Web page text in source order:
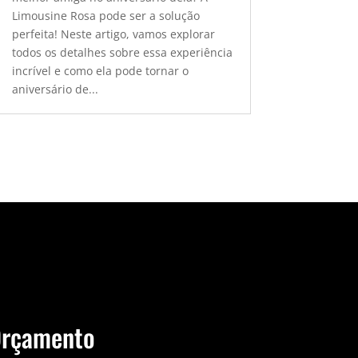
Limousine Rosa pode ser a solução
perfeita! Neste artigo, vamos explorar
todos os detalhes sobre essa experiência
incrível e como ela pode tornar o
aniversário de...